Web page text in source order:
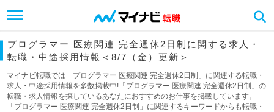
プログラマー 医療関連 完全週休2日制に関する求人・
転職・中途採用情報＜8/7（金）更新＞
マイナビ転職では「プログラマー 医療関連 完全週休2日制」に関連する転職・
求人・中途採用情報を多数掲載中!「プログラマー 医療関連 完全週休2日制」の
転職・求人情報を探しているあなたにおすすめのお仕事を掲載しています。
「プログラマー 医療関連 完全週休2日制」に関連するキーワードからも転職・